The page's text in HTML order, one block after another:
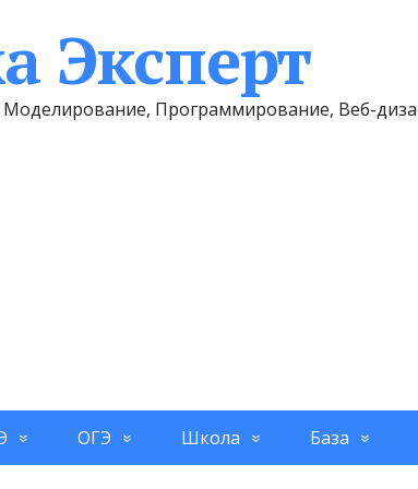
Эксперт
Программирование, Веб-
ОГЭ Школа База